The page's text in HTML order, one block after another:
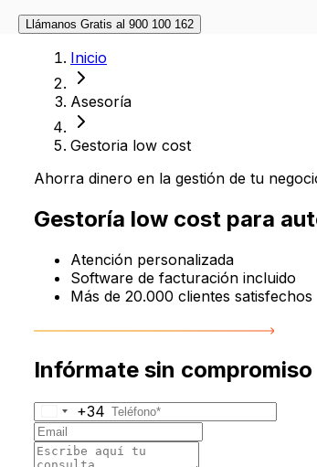
Llámanos Gratis al 900 100 162
Inicio
Asesoría
Gestoria low cost
Ahorra dinero en la gestión de tu
Gestoría low cost para
Atención personalizada
Software de facturación incluido
Más de 20.000 clientes satisfechos
Infórmate sin compromiso
+34